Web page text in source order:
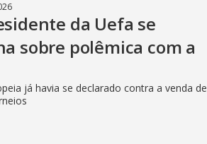
da Uefa se
sobre polêmica com a
já havia se declarado contra a venda de